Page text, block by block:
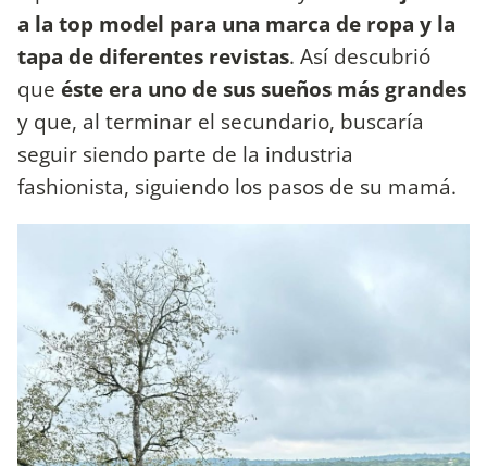
a la top model para una marca de ropa y la
tapa de diferentes revistas. Así descubrió
que éste era uno de sus sueños más grandes
y que, al terminar el secundario, buscaría
seguir siendo parte de la industria
fashionista, siguiendo los pasos de su mamá.